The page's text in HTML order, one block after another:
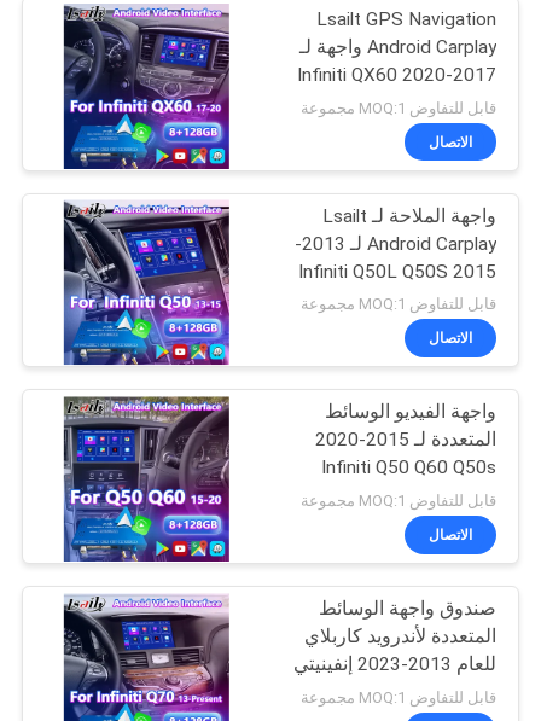
المعمل
مراقبة
الجودة
اتصل
أخبار
حالات
خريطة
الموقع
PRIVACY
POLICY
صندوق ملاحة GPS
25
واجهة فيديو لكزس
130
واجهة نيسان للوسائط
المتعددة
52
Lsailt GPS Navigation
Android Carplay واجهة لـ
2017-2020 Infiniti QX60
قابل للتفاوض MOQ:1 مجموعة
الاتصال
واجهة الملاحة لـ Lsailt
Android Carplay لـ 2013-
2015 Infiniti Q50L Q50S
Q50
قابل للتفاوض MOQ:1 مجموعة
الاتصال
واجهة الفيديو الوسائط
المتعددة لـ 2015-2020
Infiniti Q50 Q60 Q50s
Q50L Q60S
قابل للتفاوض MOQ:1 مجموعة
الاتصال
صندوق واجهة الوسائط
المتعددة لأندرويد كاربلاي
للعام 2013-2023 إنفينيتي
Q70S Q70L Q70
قابل للتفاوض MOQ:1 مجموعة